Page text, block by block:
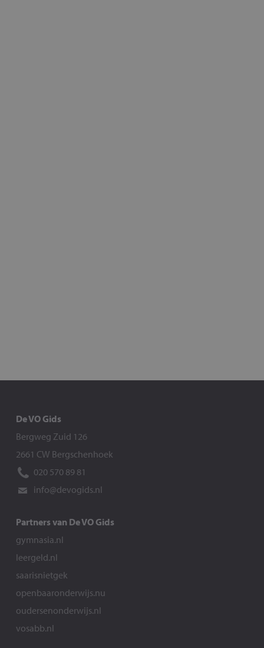
De VO Gids
Bergweg Zuid 126
2661 CW Bergschenhoek
020 570 89 81
info@devogids.nl
Partners van De VO Gids
gymnasia.nl
leergeld.nl
saarisnietgek
openbaaronderwijs.nu
oudersenonderwijs.nl
vosabb.nl